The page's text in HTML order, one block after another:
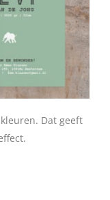
Dat geeft